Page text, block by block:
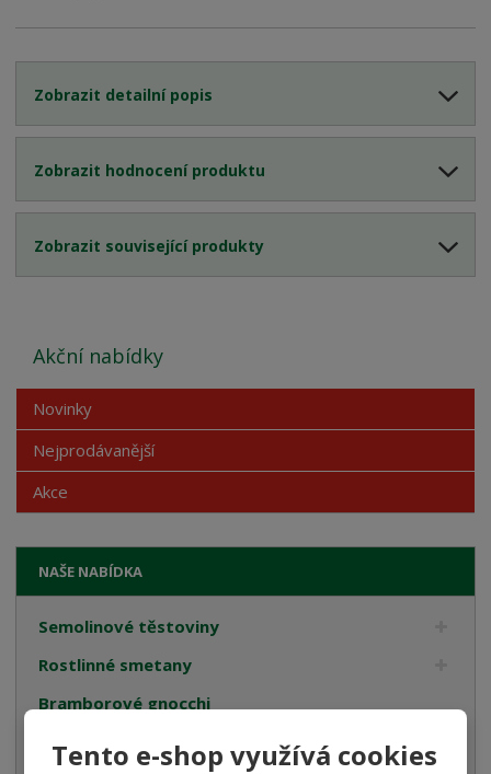
Tento e-shop využívá cookies
2
Zobrazit detailní popis
Zobrazit hodnocení produktu
Zobrazit související produkty
NAŠE NABÍDKA
Semolinové těstoviny
Rostlinné smetany
Bramborové gnocchi
Bezlepkové těstoviny
Akční nabídky
Novinky
Nejprodávanější
Akce